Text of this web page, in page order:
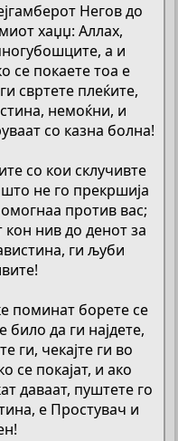
Негов до
хаџџ: Аллах,
а и
се покаете тоа е
свртете плеќите,
немоќни, и
со казна болна!
со кои склучивте
не го прекршија
против вас;
кон нив до денот за
ги љуби
поминат борете се
да ги најдете,
ги, чекајте ги во
се покајат, и ако
даваат, пуштете го
е Простувач и